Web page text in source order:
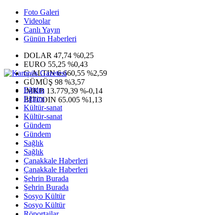
Foto Galeri
Videolar
Canlı Yayın
Günün Haberleri
DOLAR 47,74 %0,25
EURO 55,25 %0,43
G.ALTIN6.660,55 %2,59
GÜMÜŞ 98 %3,57
IMKB 13.779,39 %-0,14
BITCOIN 65.005 %1,13
Eğitim
Eğitim
Kültür-sanat
Kültür-sanat
Gündem
Gündem
Sağlık
Sağlık
Çanakkale Haberleri
Çanakkale Haberleri
Şehrin Burada
Şehrin Burada
Sosyo Kültür
Sosyo Kültür